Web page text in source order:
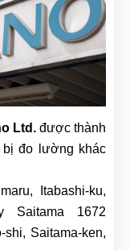
Ltd.được thành
bị đo lường khác
Itabashi-ku,
Saitama 1672
shi, Saitama-ken,